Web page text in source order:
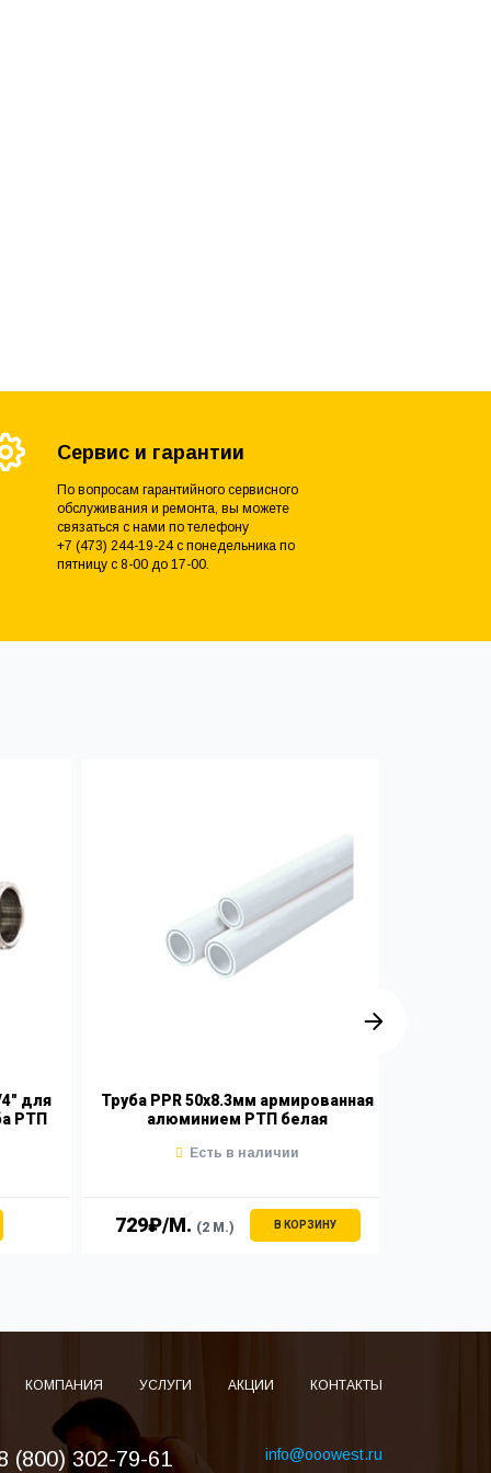
Сервис и гарантии
По вопросам гарантийного сервисного
обслуживания и ремонта, вы можете
связаться с нами по телефону
+7 (473) 244-19-24 с понедельника по
пятницу с 8-00 до 17-00.
4" для
РТП
Труба PPR 50х8.3мм армированная
алюминием РТП белая
729₽/М. (2 М.) В КОРЗИНУ
Есть в наличии
КОМПАНИЯ УСЛУГИ АКЦИИ КОНТАКТЫ
(800) 302-79-61 info@ooowest.ru